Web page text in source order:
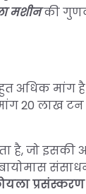
मशीनकी
अधिक मांग
मांग 20 लाख
जो इसकी